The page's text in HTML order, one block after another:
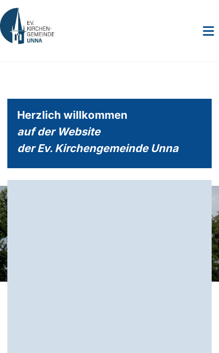
Herzlich willkommen
auf der Website
der Ev. Kirchengemeinde Unna